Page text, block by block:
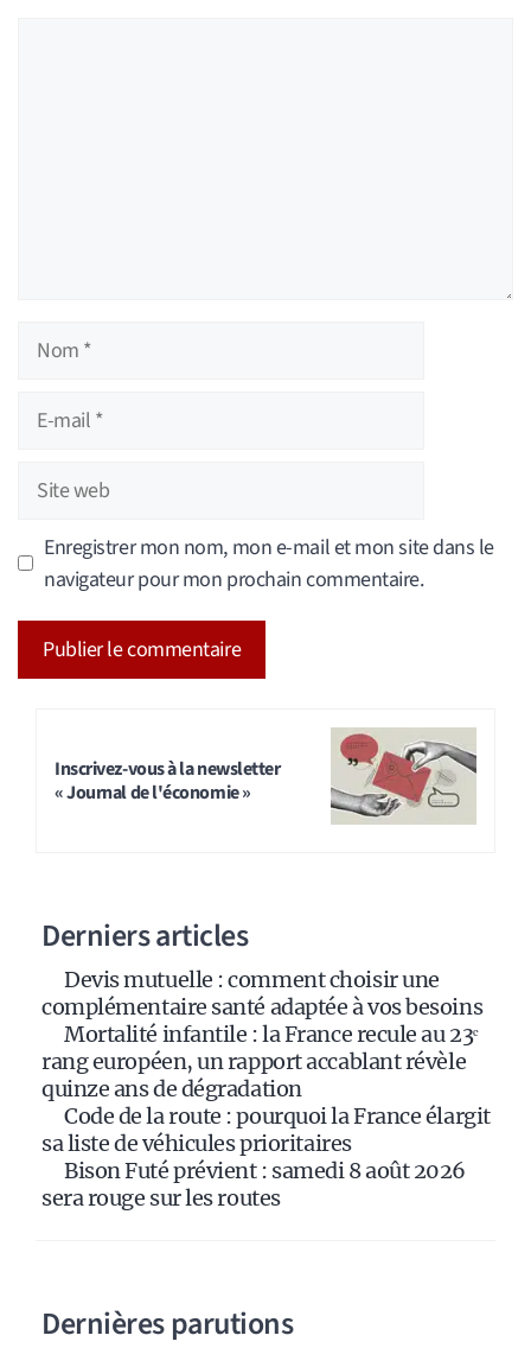
Nom
Site
web
Enregistrer mon nom, mon e-mail et mon site dans le
navigateur pour mon prochain commentaire.
Inscrivez-vous à la newsletter
« Journal de l'économie »
Derniers articles
Devis mutuelle : comment choisir une
complémentaire santé adaptée à vos besoins
Mortalité infantile : la France recule au 23ᵉ
rang européen, un rapport accablant révèle
quinze ans de dégradation
Code de la route : pourquoi la France élargit
sa liste de véhicules prioritaires
Bison Futé prévient : samedi 8 août 2026
sera rouge sur les routes
Dernières parutions